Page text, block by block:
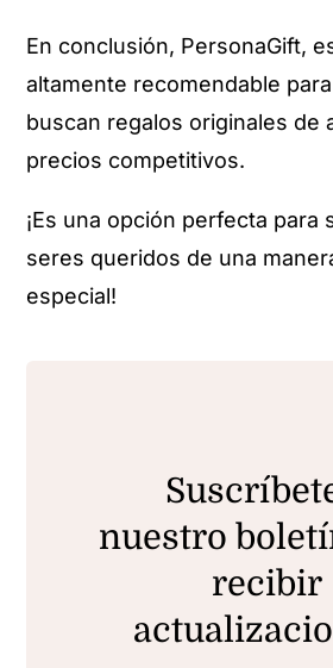
En conclusión, PersonaGift,
altamente recomendable
buscan regalos originales de
precios competitivos.
¡Es una opción perfecta para
seres queridos de una
especial!
nuestro
recibir